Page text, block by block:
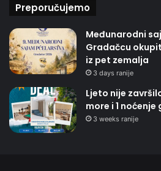
Preporučujemo
Međunarodni
Gradačcu
iz pet zemalja
3 days ranije
Ljeto nije
more i 1
3 weeks ranije